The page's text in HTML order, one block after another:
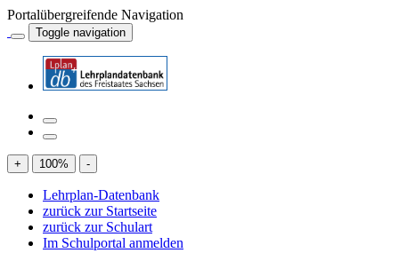
Portalübergreifende Navigation
Toggle navigation
+ 100% -
Lehrplan-Datenbank
zurück zur Startseite
zurück zur Schulart
Im Schulportal anmelden